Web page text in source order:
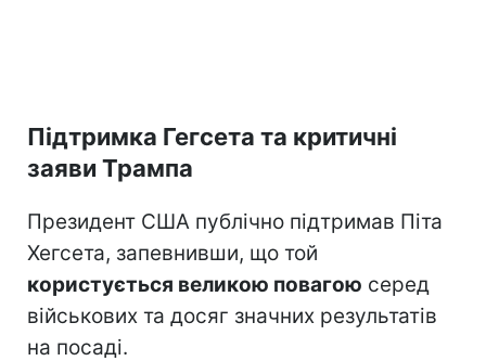
Підтримка Гегсета та критичні
заяви Трампа
Президент США публічно підтримав Піта
Хегсета, запевнивши, що той
користується великою повагою серед
військових та досяг значних результатів
на посаді.